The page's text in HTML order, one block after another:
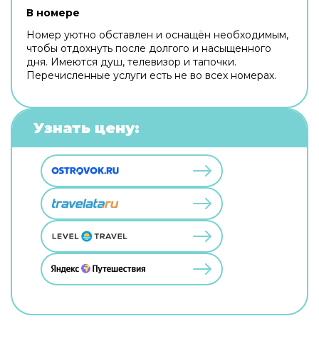
В номере
Номер уютно обставлен и оснащён необходимым,
чтобы отдохнуть после долгого и насыщенного
дня. Имеются душ, телевизор и тапочки.
Перечисленные услуги есть не во всех номерах.
Узнать цену: